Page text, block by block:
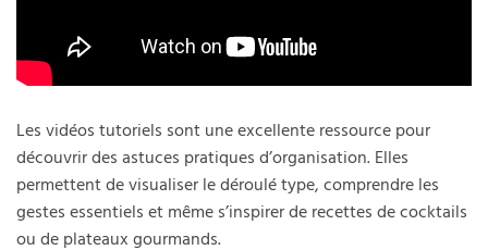
Les vidéos tutoriels sont une excellente ressource pour
découvrir des astuces pratiques d’organisation. Elles
permettent de visualiser le déroulé type, comprendre les
gestes essentiels et même s’inspirer de recettes de cocktails
ou de plateaux gourmands.